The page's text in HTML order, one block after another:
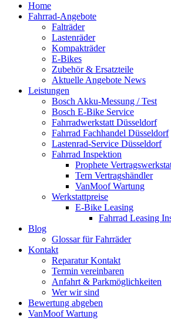
Home
Fahrrad-Angebote
Falträder
Lastenräder
Kompakträder
E-Bikes
Zubehör & Ersatzteile
Aktuelle Angebote News
Leistungen
Bosch Akku-Messung / Test
Bosch E-Bike Service
Fahrradwerkstatt Düsseldorf
Fahrrad Fachhandel Düsseldorf
Lastenrad-Service Düsseldorf
Fahrrad Inspektion
Prophete
Tern Vertragshändler
VanMoof Wartung
Werkstattpreise
E-Bike Leasing
Fahrrad Leasing
Blog
Glossar für Fahrräder
Kontakt
Reparatur Kontakt
Termin vereinbaren
Anfahrt & Parkmöglichkeiten
Wer wir sind
Bewertung abgeben
VanMoof Wartung